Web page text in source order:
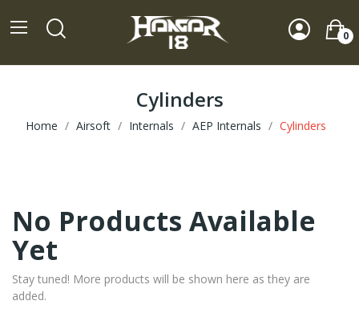
0
Cylinders
Home Airsoft Internals AEP Internals Cylinders
No Products Available
Yet
Stay tuned! More products will be shown here as they are
added.